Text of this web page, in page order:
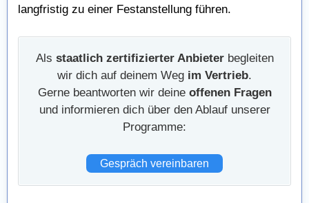
langfristig zu einer Festanstellung führen.
Als staatlich zertifizierter Anbieter begleiten
wir dich auf deinem Weg im Vertrieb.
Gerne beantworten wir deine offenen Fragen
und informieren dich über den Ablauf unserer
Programme:
Gespräch vereinbaren